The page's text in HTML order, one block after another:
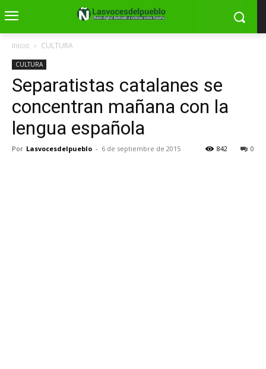
Inicio CULTURA
CULTURA
Separatistas catalanes se
concentran mañana con la
lengua española
Por Lasvocesdelpueblo - 6 de septiembre de 2015 0
842